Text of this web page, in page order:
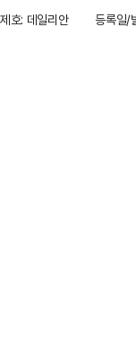
제호: 데일리안 등록일